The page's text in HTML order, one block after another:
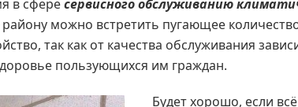
в сфересервисного обслуживанию
можно встретить пугающее
так как от качества обслуживания
пользующихся им граждан.
Будет хорошо, если